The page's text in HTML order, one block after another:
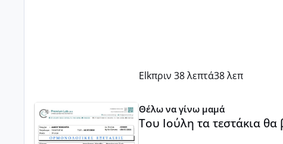
Elkπριν 38 λεπτά38 λεπ
Θέλω να γίνω μαμά
Του Ιούλη τα τεστάκια